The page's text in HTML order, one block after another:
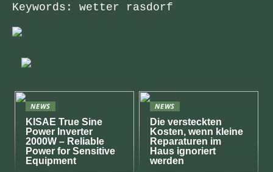
Keywords: wetter rasdorf
NEWS
KISAE True Sine
Power Inverter
2000W – Reliable
Power for Sensitive
Equipment
NEWS
Die versteckten
Kosten, wenn kleine
Reparaturen im
Haus ignoriert
werden